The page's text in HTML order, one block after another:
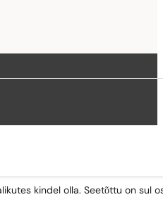
kindel olla. Seetõttu on sul